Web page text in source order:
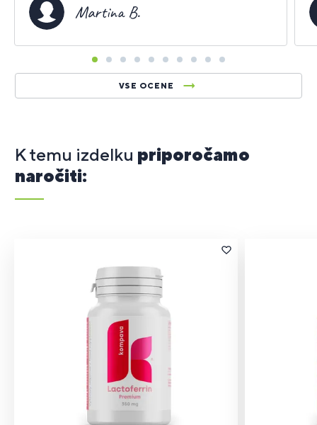
VSE OCENE
Martina B.
K temu izdelku priporočamo
naročiti: